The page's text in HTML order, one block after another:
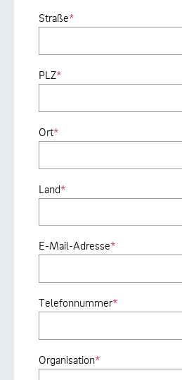
Straße*
PLZ*
Ort*
Land*
E-Mail-Adresse*
Telefonnummer*
Organisation*